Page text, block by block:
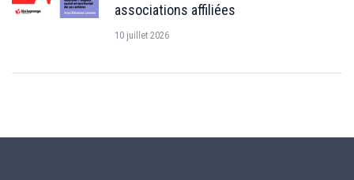
associations affiliées
10 juillet 2026